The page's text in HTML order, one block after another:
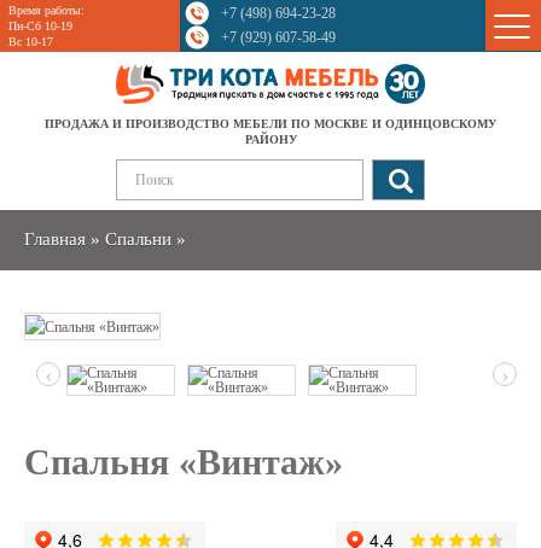
Время работы:
Пн-Сб 10-19
Вс 10-17
+7 (498) 694-23-28
+7 (929) 607-58-49
ПРОДАЖА И ПРОИЗВОДСТВО МЕБЕЛИ ПО МОСКВЕ И ОДИНЦОВСКОМУ
РАЙОНУ
Главная » Спальни »
Sale
‹ ›
Спальня «Винтаж»